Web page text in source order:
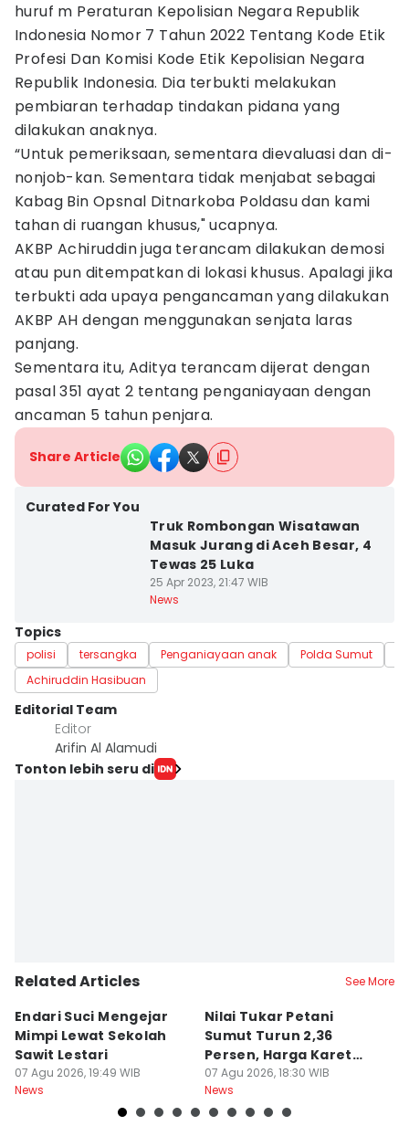
huruf m Peraturan Kepolisian Negara Republik
Indonesia Nomor 7 Tahun 2022 Tentang Kode Etik
Profesi Dan Komisi Kode Etik Kepolisian Negara
Republik Indonesia. Dia terbukti melakukan
pembiaran terhadap tindakan pidana yang
dilakukan anaknya.
“Untuk pemeriksaan, sementara dievaluasi dan di-
nonjob-kan. Sementara tidak menjabat sebagai
Kabag Bin Opsnal Ditnarkoba Poldasu dan kami
tahan di ruangan khusus," ucapnya.
AKBP Achiruddin juga terancam dilakukan demosi
atau pun ditempatkan di lokasi khusus. Apalagi jika
terbukti ada upaya pengancaman yang dilakukan
AKBP AH dengan menggunakan senjata laras
panjang.
Sementara itu, Aditya terancam dijerat dengan
pasal 351 ayat 2 tentang penganiayaan dengan
ancaman 5 tahun penjara.
Share Article
Curated For You
Truk Rombongan Wisatawan
Masuk Jurang di Aceh Besar, 4
Tewas 25 Luka
25 Apr 2023, 21:47 WIB
News
Topics
polisi tersangka Penganiayaan anak Polda Sumut
Achiruddin Hasibuan
Editorial Team
Editor
Arifin Al Alamudi
Tonton lebih seru di
Related Articles See More
Endari Suci Mengejar
Mimpi Lewat Sekolah
Sawit Lestari
07 Agu 2026, 19:49 WIB
News
Nilai Tukar Petani
Sumut Turun 2,36
Persen, Harga Karet
Jadi Pemicu Utama
07 Agu 2026, 18:30 WIB
News